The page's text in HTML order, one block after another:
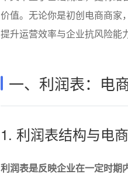
价值。无论你是初创电商商家
提升运营效率与企业抗风险能
一、利润表：电
1. 利润表结构与电
利润表是反映企业在一定时期